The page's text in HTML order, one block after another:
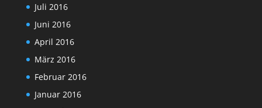
Juli 2016
Juni 2016
April 2016
März 2016
Februar 2016
Januar 2016